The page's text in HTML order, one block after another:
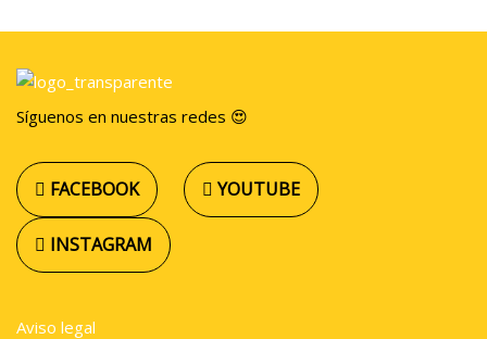
Síguenos en nuestras redes 😍
FACEBOOK YOUTUBE
INSTAGRAM
Aviso legal